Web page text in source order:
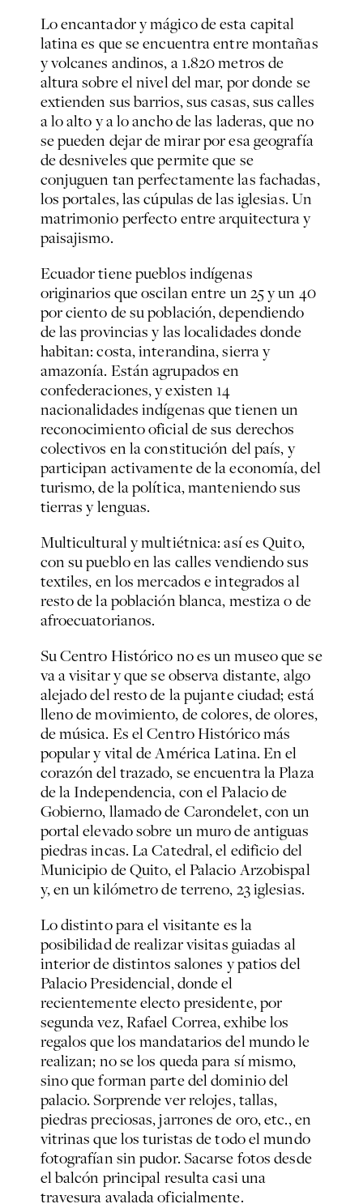
Lo encantador y mágico de esta capital
latina es que se encuentra entre montañas
y volcanes andinos, a 1.820 metros de
altura sobre el nivel del mar, por donde se
extienden sus barrios, sus casas, sus calles
a lo alto y a lo ancho de las laderas, que no
se pueden dejar de mirar por esa geografía
de desniveles que permite que se
conjuguen tan perfectamente las fachadas,
los portales, las cúpulas de las iglesias. Un
matrimonio perfecto entre arquitectura y
paisajismo.
Ecuador tiene pueblos indígenas
originarios que oscilan entre un 25 y un 40
por ciento de su población, dependiendo
de las provincias y las localidades donde
habitan: costa, interandina, sierra y
amazonía. Están agrupados en
confederaciones, y existen 14
nacionalidades indígenas que tienen un
reconocimiento oficial de sus derechos
colectivos en la constitución del país, y
participan activamente de la economía, del
turismo, de la política, manteniendo sus
tierras y lenguas.
Multicultural y multiétnica: así es Quito,
con su pueblo en las calles vendiendo sus
textiles, en los mercados e integrados al
resto de la población blanca, mestiza o de
afroecuatorianos.
Su Centro Histórico no es un museo que se
va a visitar y que se observa distante, algo
alejado del resto de la pujante ciudad; está
lleno de movimiento, de colores, de olores,
de música. Es el Centro Histórico más
popular y vital de América Latina. En el
corazón del trazado, se encuentra la Plaza
de la Independencia, con el Palacio de
Gobierno, llamado de Carondelet, con un
portal elevado sobre un muro de antiguas
piedras incas. La Catedral, el edificio del
Municipio de Quito, el Palacio Arzobispal
y, en un kilómetro de terreno, 23 iglesias.
Lo distinto para el visitante es la
posibilidad de realizar visitas guiadas al
interior de distintos salones y patios del
Palacio Presidencial, donde el
recientemente electo presidente, por
segunda vez, Rafael Correa, exhibe los
regalos que los mandatarios del mundo le
realizan; no se los queda para sí mismo,
sino que forman parte del dominio del
palacio. Sorprende ver relojes, tallas,
piedras preciosas, jarrones de oro, etc., en
vitrinas que los turistas de todo el mundo
fotografían sin pudor. Sacarse fotos desde
el balcón principal resulta casi una
travesura avalada oficialmente.